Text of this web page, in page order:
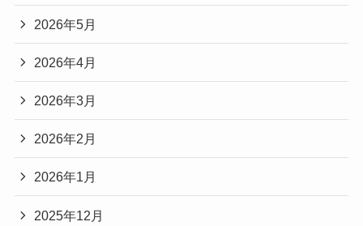
2026年5月
2026年4月
2026年3月
2026年2月
2026年1月
2025年12月